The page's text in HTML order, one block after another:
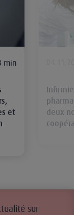
min
et
deux
sur